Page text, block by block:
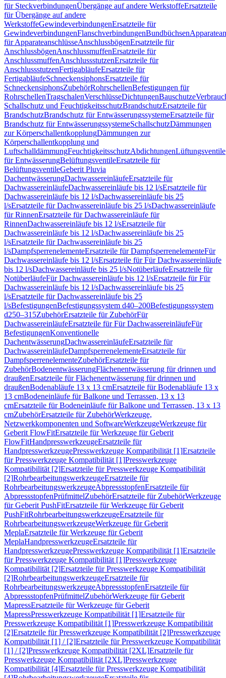
für SteckverbindungenÜbergänge auf andere WerkstoffeErsatzteile
für Übergänge auf andere
WerkstoffeGewindeverbindungenErsatzteile für
GewindeverbindungenFlanschverbindungenBundbüchsen
für ApparateanschlüsseAnschlussbögenErsatzteile für
AnschlussbögenAnschlussmuffenErsatzteile für
AnschlussmuffenAnschlussstutzenErsatzteile für
AnschlussstutzenFertigabläufeErsatzteile für
FertigabläufeSchneckensiphonsErsatzteile für
SchneckensiphonsZubehörRohrschellenBefestigungen für
RohrschellenTragschalenVerschlüsseDichtungenBauschutze
Schallschutz und FeuchtigkeitsschutzBrandschutzErsatzteile für
BrandschutzBrandschutz für EntwässerungssystemeErsatzteile für
Brandschutz für EntwässerungssystemeSchallschutzDämmungen
zur KörperschallentkopplungDämmungen zur
Körperschallentkopplung und
LuftschalldämmungFeuchtigkeitsschutzAbdichtungenLüftungsventile
für EntwässerungBelüftungsventileErsatzteile für
BelüftungsventileGeberit Pluvia
DachentwässerungDachwassereinläufeErsatzteile für
DachwassereinläufeDachwassereinläufe bis 12 l/sErsatzteile für
Dachwassereinläufe bis 12 l/sDachwassereinläufe bis 25
l/sErsatzteile für Dachwassereinläufe bis 25 l/sDachwassereinläufe
für RinnenErsatzteile für Dachwassereinläufe für
RinnenDachwassereinläufe bis 12 l/sErsatzteile für
Dachwassereinläufe bis 12 l/sDachwassereinläufe bis 25
l/sErsatzteile für Dachwassereinläufe bis 25
l/sDampfsperrenelementeErsatzteile für DampfsperrenelementeFür
Dachwassereinläufe bis 12 l/sErsatzteile für Für Dachwassereinläufe
bis 12 l/sDachwassereinläufe bis 25 l/sNotüberläufeErsatzteile für
NotüberläufeFür Dachwassereinläufe bis 12 l/sErsatzteile für Für
Dachwassereinläufe bis 12 l/sDachwassereinläufe bis 25
l/sErsatzteile für Dachwassereinläufe bis 25
l/sBefestigungenBefestigungssystem d40–200Befestigungssystem
d250–315ZubehörErsatzteile für ZubehörFür
DachwassereinläufeErsatzteile für Für DachwassereinläufeFür
BefestigungenKonventionelle
DachentwässerungDachwassereinläufeErsatzteile für
DachwassereinläufeDampfsperrenelementeErsatzteile für
DampfsperrenelementeZubehörErsatzteile für
ZubehörBodenentwässerungFlächenentwässerung für drinnen und
draußenErsatzteile für Flächenentwässerung für drinnen und
draußenBodenabläufe 13 x 13 cmErsatzteile für Bodenabläufe 13 x
13 cmBodeneinläufe für Balkone und Terrassen, 13 x 13
cmErsatzteile für Bodeneinläufe für Balkone und Terrassen, 13 x 13
cmZubehörErsatzteile für ZubehörWerkzeuge,
Netzwerkkomponenten und SoftwareWerkzeugeWerkzeuge für
Geberit FlowFitErsatzteile für Werkzeuge für Geberit
FlowFitHandpresswerkzeugeErsatzteile für
HandpresswerkzeugePresswerkzeuge Kompatibilität [1]Ersatzteile
für Presswerkzeuge Kompatibilität [1]Presswerkzeuge
Kompatibilität [2]Ersatzteile für Presswerkzeuge Kompatibilität
[2]RohrbearbeitungswerkzeugeErsatzteile für
RohrbearbeitungswerkzeugeAbpressstopfenErsatzteile für
AbpressstopfenPrüfmittelZubehörErsatzteile für ZubehörWerkzeuge
für Geberit PushFitErsatzteile für Werkzeuge für Geberit
PushFitRohrbearbeitungswerkzeugeErsatzteile für
RohrbearbeitungswerkzeugeWerkzeuge für Geberit
MeplaErsatzteile für Werkzeuge für Geberit
MeplaHandpresswerkzeugeErsatzteile für
HandpresswerkzeugePresswerkzeuge Kompatibilität [1]Ersatzteile
für Presswerkzeuge Kompatibilität [1]Presswerkzeuge
Kompatibilität [2]Ersatzteile für Presswerkzeuge Kompatibilität
[2]RohrbearbeitungswerkzeugeErsatzteile für
RohrbearbeitungswerkzeugeAbpressstopfenErsatzteile für
AbpressstopfenPrüfmittelZubehörWerkzeuge für Geberit
MapressErsatzteile für Werkzeuge für Geberit
MapressPresswerkzeuge Kompatibilität [1]Ersatzteile für
Presswerkzeuge Kompatibilität [1]Presswerkzeuge Kompatibilität
[2]Ersatzteile für Presswerkzeuge Kompatibilität [2]Presswerkzeuge
Kompatibilität [1] / [2]Ersatzteile für Presswerkzeuge Kompatibilität
[1] / [2]Presswerkzeuge Kompatibilität [2XL]Ersatzteile für
Presswerkzeuge Kompatibilität [2XL]Presswerkzeuge
Kompatibilität [4]Ersatzteile für Presswerkzeuge Kompatibilität